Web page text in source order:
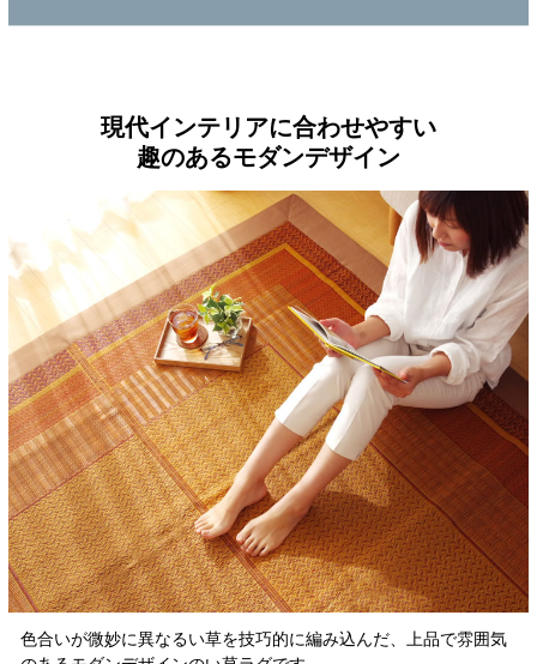
現代インテリアに合わせやすい
趣のあるモダンデザイン
色合いが微妙に異なるい草を技巧的に編み込んだ、上品で雰囲気